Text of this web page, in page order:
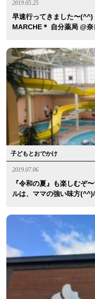
2019.05.25
早速行ってきました〜
MARCHE＊ 自分薬局 @
子どもとおでかけ
2019.07.06
『令和の夏』も楽しむぞ
ルは、ママの強い味方